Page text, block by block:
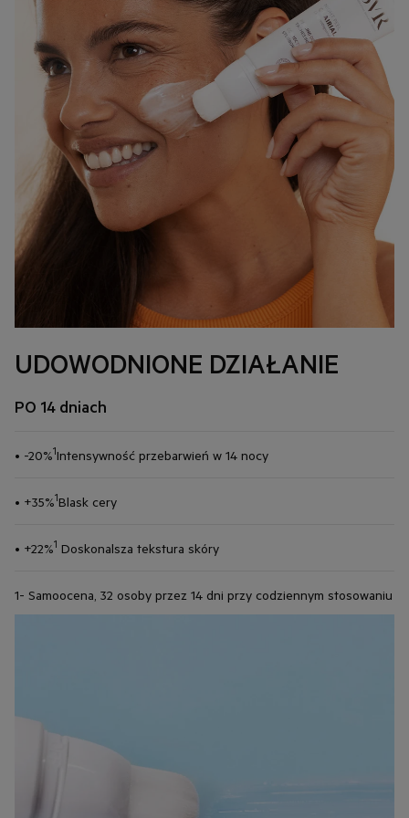
słońce. W przypadku ekspozycji na słońce chroń skórę stosując produkt z
bardzo wysokim poziomem ochrony przeciwsłonecznej.
UDOWODNIONE DZIAŁANIE
PO 14 dniach
• -20%1Intensywność przebarwień w 14 nocy
• +35%1Blask cery
• +22%1 Doskonalsza tekstura skóry
1- Samoocena, 32 osoby przez 14 dni przy codziennym stosowaniu